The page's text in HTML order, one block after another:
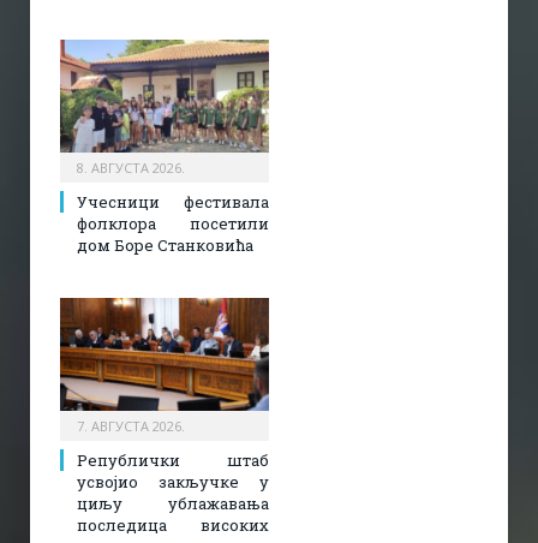
8. АВГУСТА 2026.
Учесници фестивала
фолклора посетили
дом Боре Станковића
7. АВГУСТА 2026.
Републички штаб
усвојио закључке у
циљу ублажавања
последица високих